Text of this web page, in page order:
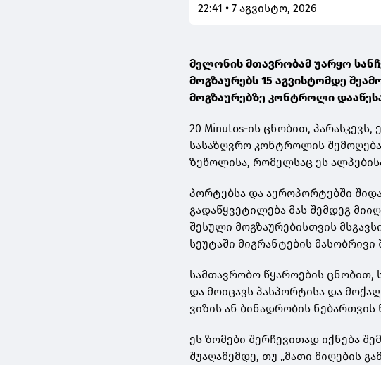
22:41 • 7 აგვისტო, 2026
მელონის მთავრობამ უარყო
მოგზაურებს 15 აგვისტომდე
მოგზაურებზე კონტროლი
20 Minutos-ის ცნობით,
სასაზღვრო კონტროლის
ზეწოლისა, რომელსაც ეს
პორტებსა და აეროპორტებში
გადაწყვეტილება მას შემდეგ
შესული მოგზაურებისთვის
სეუტაში მიგრანტების მასობრივი
სამთავრობო წყაროების ცნობით,
და მოიცავს პასპორტისა და
ვიზის ან ბინადრობის
ეს ზომები შერჩევითად იქნება
შუაღამემდე, თუ „მათი მიღების